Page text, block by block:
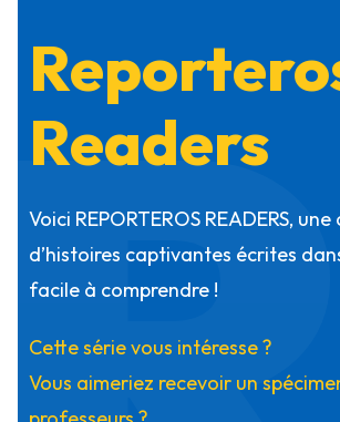
Readers
Voici REPORTEROS READERS,
d’histoires captivantes écrites
facile à comprendre !
Cette série vous intéresse ?
Vous aimeriez recevoir un